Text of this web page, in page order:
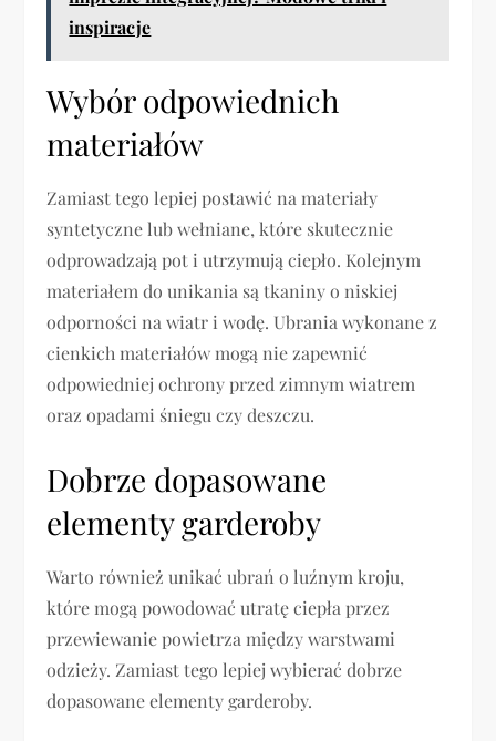
inspiracje
Wybór odpowiednich
materiałów
Zamiast tego lepiej postawić na materiały
syntetyczne lub wełniane, które skutecznie
odprowadzają pot i utrzymują ciepło. Kolejnym
materiałem do unikania są tkaniny o niskiej
odporności na wiatr i wodę. Ubrania wykonane z
cienkich materiałów mogą nie zapewnić
odpowiedniej ochrony przed zimnym wiatrem
oraz opadami śniegu czy deszczu.
Dobrze dopasowane
elementy garderoby
Warto również unikać ubrań o luźnym kroju,
które mogą powodować utratę ciepła przez
przewiewanie powietrza między warstwami
odzieży. Zamiast tego lepiej wybierać dobrze
dopasowane elementy garderoby.